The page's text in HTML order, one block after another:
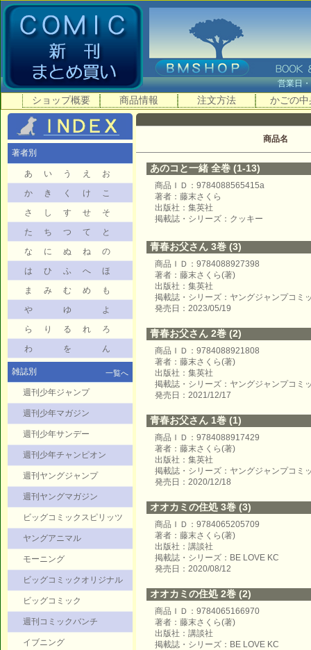
営業
ショップ概要 商品情報 注文方法 かごの中
著者別
あ い う え
お
か
き く け
こ
さ
し す せ
そ
た
ち つ て
と
な
に ぬ ね
の
は
ひ ふ へ
ほ
ま
み む め
も
や
ゆ
よ
ら
り る れ
ろ
わ
を ん
雑誌別 一覧へ
週刊少年ジャンプ
週刊少年マガジン
週刊少年サンデー
週刊少年チャンピオン
週刊ヤングジャンプ
週刊ヤングマガジン
ビッグコミックスピリッツ
ヤングアニマル
モーニング
ビッグコミックオリジナル
ビッグコミック
週刊コミックバンチ
イブニング
商品名
あのコと一緒 全巻 (1-13)
商品ＩＤ：9784088565415a
著者：藤末さくら
出版社：集英社
掲載誌・シリーズ：クッキー
青春お父さん 3巻 (3)
商品ＩＤ：9784088927398
著者：藤末さくら(著)
出版社：集英社
掲載誌・シリーズ：ヤングジャンプコミ
発売日：2023/05/19
青春お父さん 2巻 (2)
商品ＩＤ：9784088921808
著者：藤末さくら(著)
出版社：集英社
掲載誌・シリーズ：ヤングジャンプコミ
発売日：2021/12/17
青春お父さん 1巻 (1)
商品ＩＤ：9784088917429
著者：藤末さくら(著)
出版社：集英社
掲載誌・シリーズ：ヤングジャンプコミ
発売日：2020/12/18
オオカミの住処 3巻 (3)
商品ＩＤ：9784065205709
著者：藤末さくら(著)
出版社：講談社
掲載誌・シリーズ：BE LOVE KC
発売日：2020/08/12
オオカミの住処 2巻 (2)
商品ＩＤ：9784065166970
著者：藤末さくら(著)
出版社：講談社
掲載誌・シリーズ：BE LOVE KC